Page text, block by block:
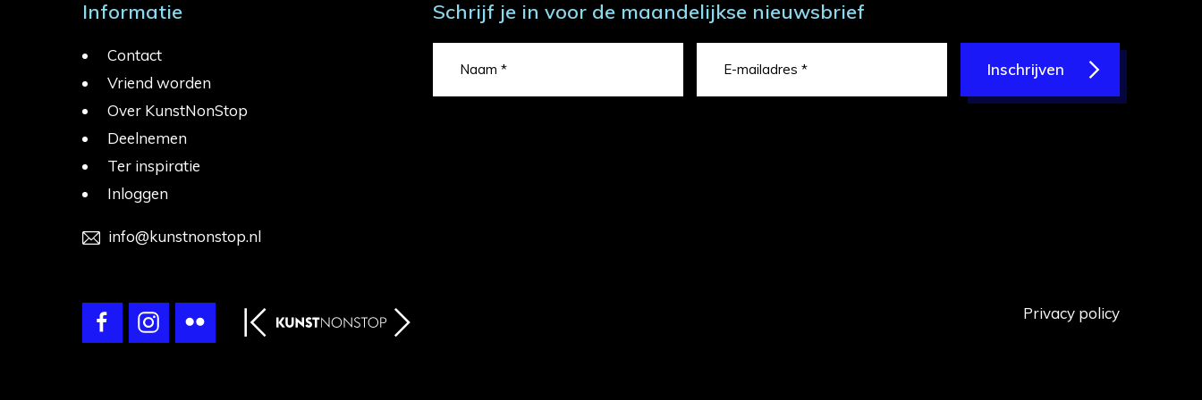
Informatie
Contact
Vriend worden
Over KunstNonStop
Deelnemen
Ter inspiratie
Inloggen
info@kunstnonstop.nl
Schrijf je in voor de maandelijkse nieuwsbrief
Inschrijven
Privacy policy